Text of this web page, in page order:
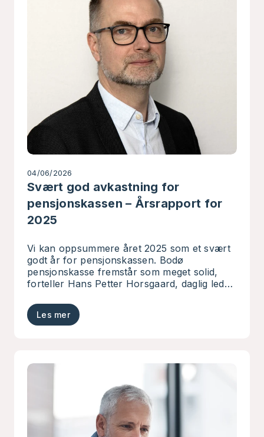
04/06/2026
Svært god avkastning for
pensjonskassen – Årsrapport for
2025
Vi kan oppsummere året 2025 som et svært
godt år for pensjonskassen. Bodø
pensjonskasse fremstår som meget solid,
forteller Hans Petter Horsgaard, daglig leder
Les mer